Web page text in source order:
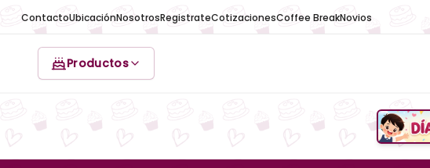
ContactoUbicaciónNosotrosRegistrateCotizacionesCoffee BreakNovios
Productos